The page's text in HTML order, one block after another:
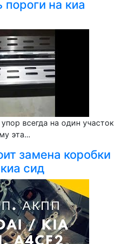
пороги на киа
всегда на один участок
эта...
замена коробки
сид